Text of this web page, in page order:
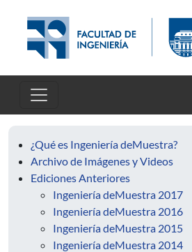
¿Qué es Ingeniería deMuestra?
Archivo de Imágenes y Videos
Ediciones Anteriores
Ingeniería deMuestra 2017
Ingeniería deMuestra 2016
Ingeniería deMuestra 2015
Ingeniería deMuestra 2014